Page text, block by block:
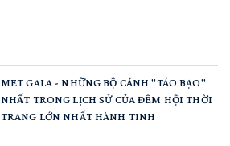
MET GALA - NHỮNG BỘ CÁNH "TÁO BẠO"
NHẤT TRONG LỊCH SỬ CỦA ĐÊM HỘI THỜI
TRANG LỚN NHẤT HÀNH TINH